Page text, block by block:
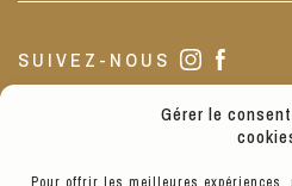
Gérer le
SUIVEZ-NOUS